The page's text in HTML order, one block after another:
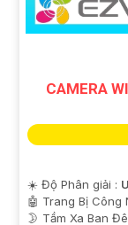
CAMERA
☀️ Độ Phân giải :
🤖️ Trang Bị Công
🌛 Tầm Xa Ban